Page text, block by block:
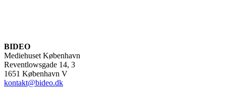
BIDEO
Mediehuset København
Reventlowsgade 14, 3
1651 København V
kontakt@bideo.dk